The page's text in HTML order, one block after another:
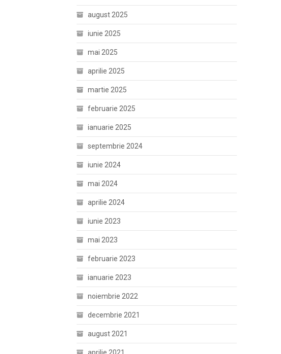
august 2025
iunie 2025
mai 2025
aprilie 2025
martie 2025
februarie 2025
ianuarie 2025
septembrie 2024
iunie 2024
mai 2024
aprilie 2024
iunie 2023
mai 2023
februarie 2023
ianuarie 2023
noiembrie 2022
decembrie 2021
august 2021